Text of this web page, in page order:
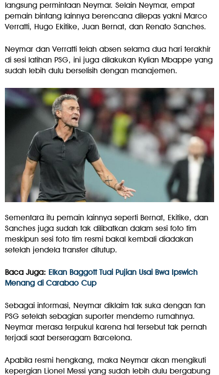
langsung permintaan Neymar. Selain Neymar, empat
pemain bintang lainnya berencana dilepas yakni Marco
Verratti, Hugo Ekitike, Juan Bernat, dan Renato Sanches.
Neymar dan Verratti telah absen selama dua hari terakhir
di sesi latihan PSG, ini juga dilakukan Kylian Mbappe yang
sudah lebih dulu berselisih dengan manajemen.
Sementara itu pemain lainnya seperti Bernat, Ekitike, dan
Sanches juga sudah tak dilibatkan dalam sesi foto tim
meskipun sesi foto tim resmi bakal kembali diadakan
setelah jendela transfer ditutup.
Baca Juga: Elkan Baggott Tuai Pujian Usai Bwa Ipswich
Menang di Carabao Cup
Sebagai informasi, Neymar diklaim tak suka dengan fan
PSG setelah sebagian suporter mendemo rumahnya.
Neymar merasa terpukul karena hal tersebut tak pernah
terjadi saat berseragam Barcelona.
Apabila resmi hengkang, maka Neymar akan mengikuti
kepergian Lionel Messi yang sudah lebih dulu bergabung